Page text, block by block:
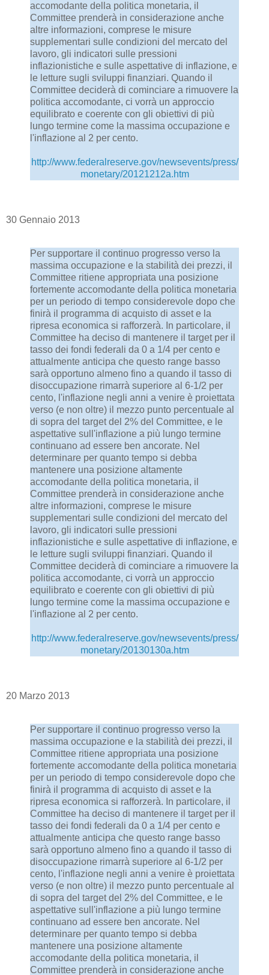
accomodante della politica monetaria, il
Committee prenderà in considerazione anche
altre informazioni, comprese le misure
supplementari sulle condizioni del mercato del
lavoro, gli indicatori sulle pressioni
inflazionistiche e sulle aspettative di inflazione, e
le letture sugli sviluppi finanziari. Quando il
Committee deciderà di cominciare a rimuovere la
politica accomodante, ci vorrà un approccio
equilibrato e coerente con gli obiettivi di più
lungo termine come la massima occupazione e
l'inflazione al 2 per cento.
http://www.federalreserve.gov/newsevents/press/
monetary/20121212a.htm
30 Gennaio 2013
Per supportare il continuo progresso verso la
massima occupazione e la stabilità dei prezzi, il
Committee ritiene appropriata una posizione
fortemente accomodante della politica monetaria
per un periodo di tempo considerevole dopo che
finirà il programma di acquisto di asset e la
ripresa economica si rafforzerà. In particolare, il
Committee ha deciso di mantenere il target per il
tasso dei fondi federali da 0 a 1/4 per cento e
attualmente anticipa che questo range basso
sarà opportuno almeno fino a quando il tasso di
disoccupazione rimarrà superiore al 6-1/2 per
cento, l'inflazione negli anni a venire è proiettata
verso (e non oltre) il mezzo punto percentuale al
di sopra del target del 2% del Committee, e le
aspettative sull'inflazione a più lungo termine
continuano ad essere ben ancorate. Nel
determinare per quanto tempo si debba
mantenere una posizione altamente
accomodante della politica monetaria, il
Committee prenderà in considerazione anche
altre informazioni, comprese le misure
supplementari sulle condizioni del mercato del
lavoro, gli indicatori sulle pressioni
inflazionistiche e sulle aspettative di inflazione, e
le letture sugli sviluppi finanziari. Quando il
Committee deciderà di cominciare a rimuovere la
politica accomodante, ci vorrà un approccio
equilibrato e coerente con gli obiettivi di più
lungo termine come la massima occupazione e
l'inflazione al 2 per cento.
http://www.federalreserve.gov/newsevents/press/
monetary/20130130a.htm
20 Marzo 2013
Per supportare il continuo progresso verso la
massima occupazione e la stabilità dei prezzi, il
Committee ritiene appropriata una posizione
fortemente accomodante della politica monetaria
per un periodo di tempo considerevole dopo che
finirà il programma di acquisto di asset e la
ripresa economica si rafforzerà. In particolare, il
Committee ha deciso di mantenere il target per il
tasso dei fondi federali da 0 a 1/4 per cento e
attualmente anticipa che questo range basso
sarà opportuno almeno fino a quando il tasso di
disoccupazione rimarrà superiore al 6-1/2 per
cento, l'inflazione negli anni a venire è proiettata
verso (e non oltre) il mezzo punto percentuale al
di sopra del target del 2% del Committee, e le
aspettative sull'inflazione a più lungo termine
continuano ad essere ben ancorate. Nel
determinare per quanto tempo si debba
mantenere una posizione altamente
accomodante della politica monetaria, il
Committee prenderà in considerazione anche